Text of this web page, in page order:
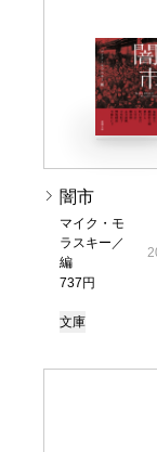
闇市
マイク・モ
ラスキー／
編
737円
文庫